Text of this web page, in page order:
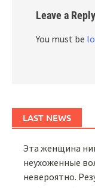
Leave a Reply
You must be
LAST NEWS
Эта женщина
неухоженные
невероятно.